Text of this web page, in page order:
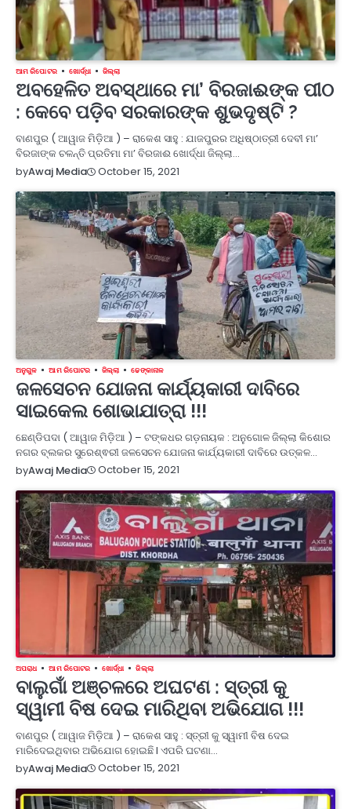
ଆମ ରିପୋଟର ଖୋର୍ଦ୍ଧା ଜିଲ୍ଲା
ଅବହେଳିତ ଅବସ୍ଥାରେ ମା’ ବିରଜାଈଙ୍କ ପୀଠ
: କେବେ ପଡ଼ିବ ସରକାରଙ୍କ ଶୁଭଦୃଷ୍ଟି ?
ବାଣପୁର ( ଆୱାଜ ମିଡ଼ିଆ ) – ରାକେଶ ସାହୁ : ଯାଜପୁରର ଅଧିଷ୍ଠାତ୍ରୀ ଦେବୀ ମା’
ବିରଜାଙ୍କ ଚଳନ୍ତି ପ୍ରତିମା ମା’ ବିରଜାଈ ଖୋର୍ଦ୍ଧା ଜିଲ୍ଲା…
byAwaj Media October 15, 2021
ଅନୁଗୁଳ ଆମ ରିପୋଟର ଜିଲ୍ଲା ଢେଙ୍କାନାଳ
ଜଳସେଚନ ଯୋଜନା କାର୍ଯ୍ୟକାରୀ ଦାବିରେ
ସାଇକେଲ ଶୋଭାଯାତ୍ରା !!!
ଛେଣ୍ଡିପଦା ( ଆୱାଜ ମିଡ଼ିଆ ) – ଟଙ୍କଧର ଗଡ଼ନାୟକ : ଅନୁଗୋଳ ଜିଲ୍ଲା କିଶୋର
ନଗର ବ୍ଲକର ସୁରେଶ୍ଵରୀ ଜଳସେଚନ ଯୋଜନା କାର୍ଯ୍ୟକାରୀ ଦାବିରେ ଉତ୍କଳ…
byAwaj Media October 15, 2021
ଅପରାଧ ଆମ ରିପୋଟର ଖୋର୍ଦ୍ଧା ଜିଲ୍ଲା
ବାଲୁଗାଁ ଅଞ୍ଚଳରେ ଅଘଟଣ : ସ୍ତ୍ରୀ କୁ
ସ୍ୱାମୀ ବିଷ ଦେଇ ମାରିଥିବା ଅଭିଯୋଗ !!!
ବାଣପୁର ( ଆୱାଜ ମିଡ଼ିଆ ) – ରାକେଶ ସାହୁ : ସ୍ତ୍ରୀ କୁ ସ୍ୱାମୀ ବିଷ ଦେଇ
ମାରିଦେଇଥିବାର ଅଭିଯୋଗ ହୋଇଛି l ଏପରି ଘଟଣା…
byAwaj Media October 15, 2021